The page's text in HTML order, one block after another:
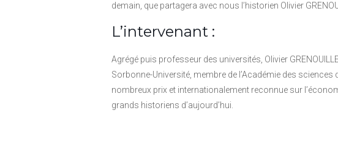
demain, que partagera avec nous l’historien Olivier
L’intervenant :
Agrégé puis professeur des universités, Olivier
Sorbonne-Université, membre de l’Académie des sciences
nombreux prix et internationalement reconnue sur
grands historiens d’aujourd’hui.